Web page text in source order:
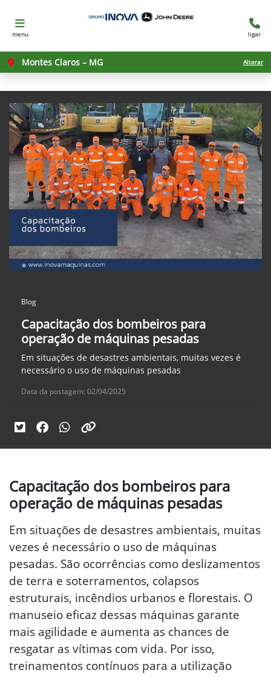
menu ligar
Montes Claros – MG Alterar
Blog
Capacitação dos bombeiros para
operação de máquinas pesadas
Em situações de desastres ambientais, muitas vezes é
necessário o uso de máquinas pesadas
Data da postagem: 02/04/2025
Capacitação dos bombeiros para
operação de máquinas pesadas
Em situações de desastres ambientais, muitas
vezes é necessário o uso de máquinas
pesadas. São ocorrências como deslizamentos
de terra e soterramentos, colapsos
estruturais, incêndios urbanos e florestais. O
manuseio eficaz dessas máquinas garante
mais agilidade e aumenta as chances de
resgatar as vítimas com vida. Por isso,
treinamentos contínuos para a utilização